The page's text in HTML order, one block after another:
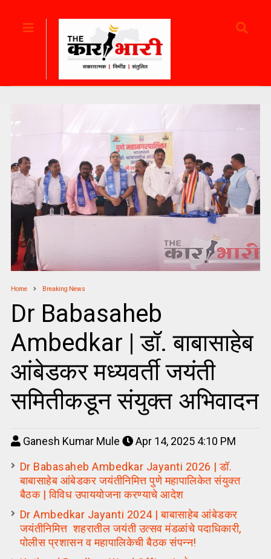
Home Breaking News
Dr Babasaheb
Ambedkar | डॉ. बाबासाहेब
आंबेडकर मध्यवर्ती जयंती
समितीकडून संयुक्त अभिवादन
Ganesh Kumar Mule
Apr 14, 2025 4:10 PM
Dr Babasaheb Ambedkar Jayanti 2026 | डॉ.
बाबासाहेब आंबेडकर जयंतीनिमित्त पुणे महापालिकेत संयुक्त
बैठक | विविध उपाययोजना करण्याचे आदेश
Dr Ambedkar Jayanti 2024 | बाबासाहेब आंबेडकर
जयंतीनिमित्त शहरातील जयंती उत्सव मंडळांचे पदाधिकारी,
पोलीस प्रशासन व महापालिकेची बैठक संपन्न!